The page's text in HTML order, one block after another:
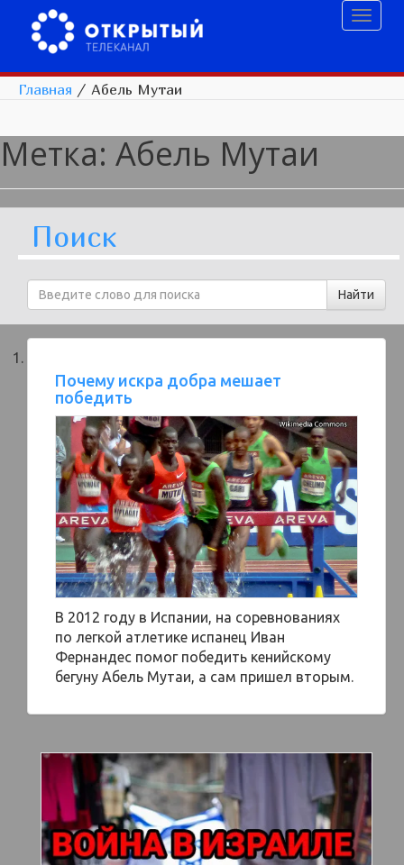
Главная / Абель Мутаи
Метка: Абель Мутаи
Поиск
Почему искра добра мешает
победить
В 2012 году в Испании, на соревнованиях
по легкой атлетике испанец Иван
Фернандес помог победить кенийскому
бегуну Абель Мутаи, а сам пришел вторым.